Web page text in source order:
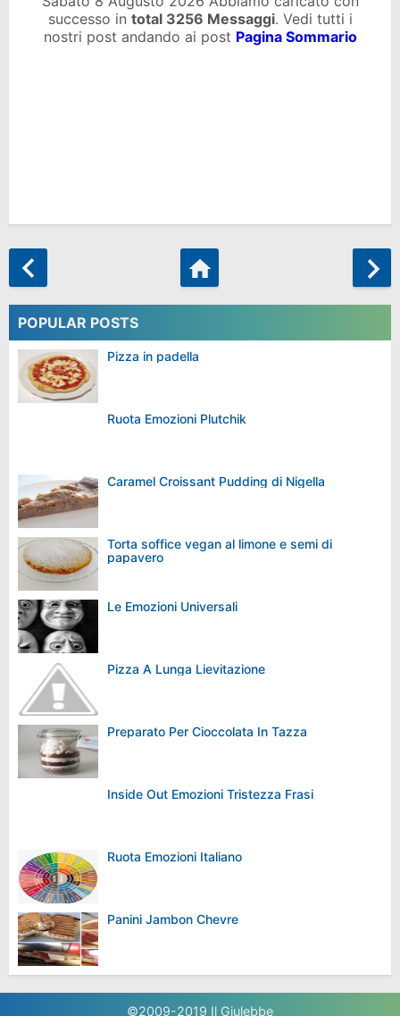
successo in total 3256 Messaggi. Vedi tutti i
nostri post andando ai post Pagina Sommario
POPULAR POSTS
Pizza in padella
Ruota Emozioni Plutchik
Caramel Croissant Pudding di Nigella
Torta soffice vegan al limone e semi di
papavero
Le Emozioni Universali
Pizza A Lunga Lievitazione
Preparato Per Cioccolata In Tazza
Inside Out Emozioni Tristezza Frasi
Ruota Emozioni Italiano
Panini Jambon Chevre
©2009-2019 Il Giulebbe